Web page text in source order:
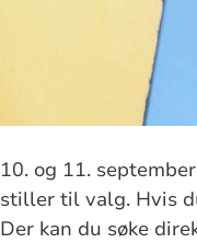
10. og 11.
stiller til valg. Hvis
Der kan du søke